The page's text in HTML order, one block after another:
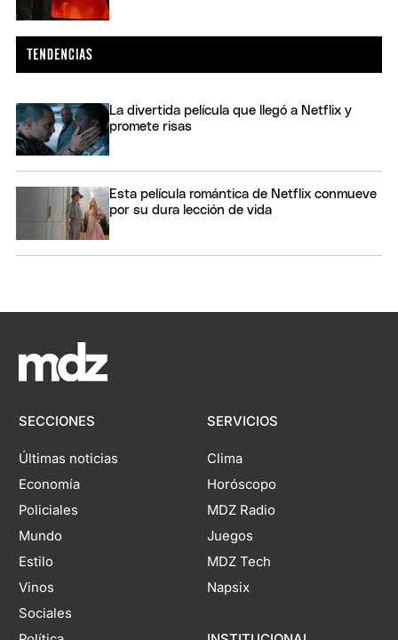
La divertida película que llegó a Netflix y
promete risas
Esta película romántica de Netflix conmueve
por su dura lección de vida
SECCIONES
Últimas noticias
Economía
Policiales
Mundo
Estilo
Vinos
Sociales
SERVICIOS
Clima
Horóscopo
MDZ Radio
Juegos
MDZ Tech
Napsix